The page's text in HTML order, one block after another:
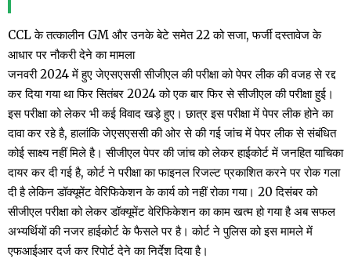
CCL के तत्कालीन GM और उनके बेटे समेत 22 को सजा, फर्जी दस्तावेज के
आधार पर नौकरी देने का मामला
जनवरी 2024 में हुए जेएसएससी सीजीएल की परीक्षा को पेपर लीक की वजह से रद्द
कर दिया गया था फिर सितंबर 2024 को एक बार फिर से सीजीएल की परीक्षा हुई।
इस परीक्षा को लेकर भी कई विवाद खड़े हुए। छात्र इस परीक्षा में पेपर लीक होने का
दावा कर रहे है, हालांकि जेएसएससी की ओर से की गई जांच में पेपर लीक से संबंधित
कोई साक्ष्य नहीं मिले है। सीजीएल पेपर की जांच को लेकर हाईकोर्ट में जनहित याचिका
दायर कर दी गई है, कोर्ट ने परीक्षा का फाइनल रिजल्ट प्रकाशित करने पर रोक गला
दी है लेकिन डॉक्यूमेंट वेरिफिकेशन के कार्य को नहीं रोका गया। 20 दिसंबर को
सीजीएल परीक्षा को लेकर डॉक्यूमेंट वेरिफिकेशन का काम खत्म हो गया है अब सफल
अभ्यर्थियों की नजर हाईकोर्ट के फैसले पर है। कोर्ट ने पुलिस को इस मामले में
एफआईआर दर्ज कर रिपोर्ट देने का निर्देश दिया है।